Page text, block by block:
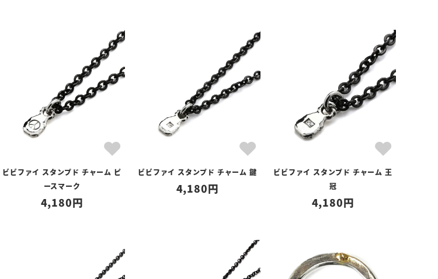
ビビファイ スタンプド チャーム ピ
ースマーク
4,180
ビビファイ スタンプド チャーム 鍵
4,180
ビビファイ スタンプド チャーム 王
冠
4,180